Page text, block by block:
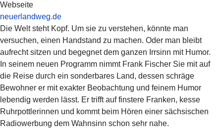
Webseite
neuerlandweg.de
Die Welt steht Kopf. Um sie zu verstehen, könnte man
versuchen, einen Handstand zu machen. Oder man bleibt
aufrecht sitzen und begegnet dem ganzen Irrsinn mit Humor.
In seinem neuen Programm nimmt Frank Fischer Sie mit auf
die Reise durch ein sonderbares Land, dessen schräge
Bewohner er mit exakter Beobachtung und feinem Humor
lebendig werden lässt. Er trifft auf finstere Franken, kesse
Ruhrpottlerinnen und kommt beim Hören einer sächsischen
Radiowerbung dem Wahnsinn schon sehr nahe.